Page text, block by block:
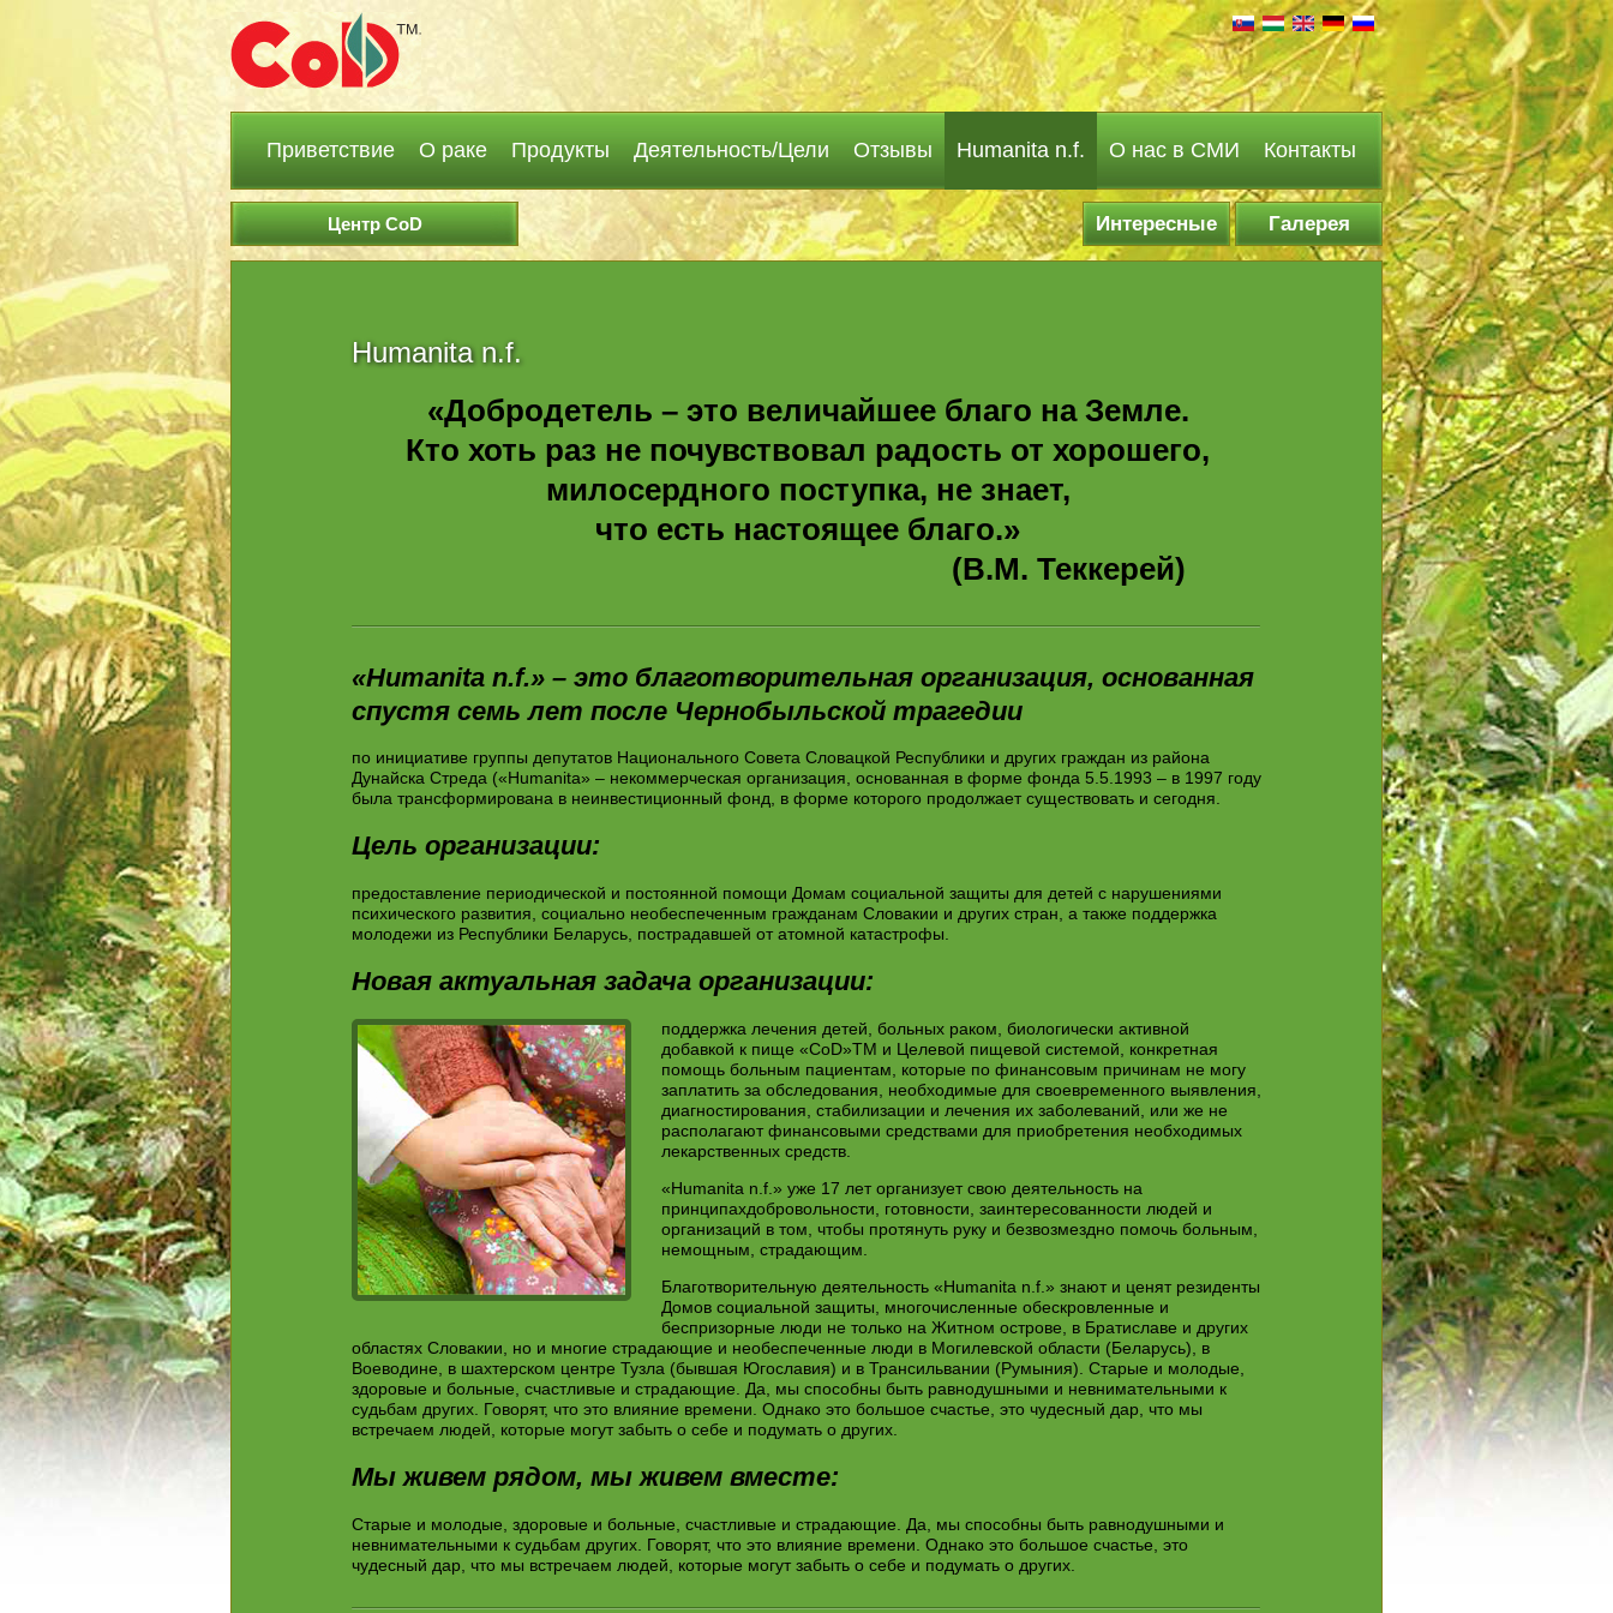
Центр CoD Галерея
Интересные
факты
Приветствие О раке Продукты Деятельность/Цели Отзывы Humanita n.f. О нас в СМИ Контакты
Humanita n.f.
«Добродетель – это величайшее благо на Земле.
Кто хоть раз не почувствовал радость от хорошего,
милосердного поступка, не знает,
что есть настоящее благо.»
(B.M. Теккерей)
«Humanita n.f.» – это благотворительная организация, основанная
спустя семь лет после Чернобыльской трагедии
по инициативе группы депутатов Национального Совета Словацкой Республики и других граждан из района
Дунайска Стреда («Humanita» – некоммерческая организация, основанная в форме фонда 5.5.1993 – в 1997 году
была трансформирована в неинвестиционный фонд, в форме которого продолжает существовать и сегодня.
Цель организации:
предоставление периодической и постоянной помощи Домам социальной защиты для детей с нарушениями
психического развития, социально необеспеченным гражданам Словакии и других стран, а также поддержка
молодежи из Республики Беларусь, пострадавшей от атомной катастрофы.
Новая актуальная задача организации:
поддержка лечения детей, больных раком, биологически активной
добавкой к пище «CoD»TM и Целевой пищевой системой, конкретная
помощь больным пациентам, которые по финансовым причинам не могу
заплатить за обследования, необходимые для своевременного выявления,
диагностирования, стабилизации и лечения их заболеваний, или же не
располагают финансовыми средствами для приобретения необходимых
лекарственных средств.
«Humanita n.f.» уже 17 лет организует свою деятельность на
принципахдобровольности, готовности, заинтересованности людей и
организаций в том, чтобы протянуть руку и безвозмездно помочь больным,
немощным, страдающим.
Благотворительную деятельность «Humanita n.f.» знают и ценят резиденты
Домов социальной защиты, многочисленные обескровленные и
беспризорные люди не только на Житном острове, в Братиславе и других
областях Словакии, но и многие страдающие и необеспеченные люди в Могилевской области (Беларусь), в
Воеводине, в шахтерском центре Тузла (бывшая Югославия) и в Трансильвании (Румыния). Старые и молодые,
здоровые и больные, счастливые и страдающие. Да, мы способны быть равнодушными и невнимательными к
судьбам других. Говорят, что это влияние времени. Однако это большое счастье, это чудесный дар, что мы
встречаем людей, которые могут забыть о себе и подумать о других.
Мы живем рядом, мы живем вместе:
Старые и молодые, здоровые и больные, счастливые и страдающие. Да, мы способны быть равнодушными и
невнимательными к судьбам других. Говорят, что это влияние времени. Однако это большое счастье, это
чудесный дар, что мы встречаем людей, которые могут забыть о себе и подумать о других.